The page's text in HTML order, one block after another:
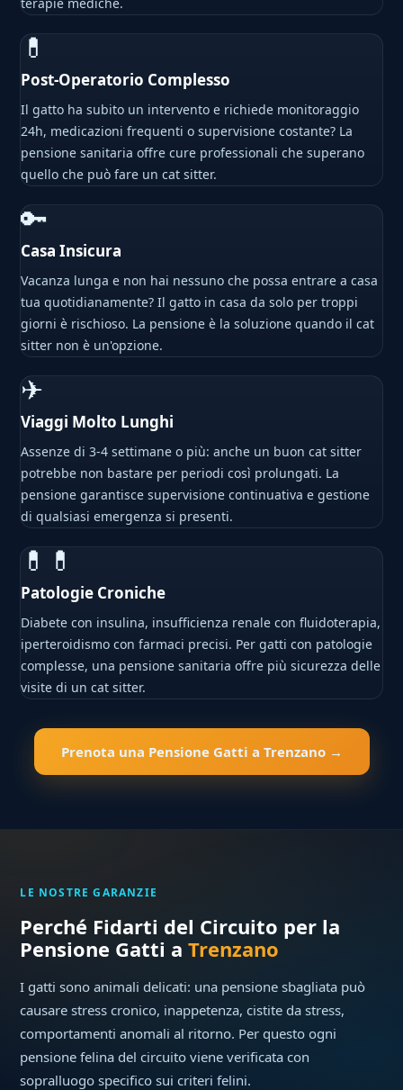
💊
Post-Operatorio Complesso
Il gatto ha subito un intervento e richiede monitoraggio
24h, medicazioni frequenti o supervisione costante? La
pensione sanitaria offre cure professionali che superano
quello che può fare un cat sitter.
🔑
Casa Insicura
Vacanza lunga e non hai nessuno che possa entrare a casa
tua quotidianamente? Il gatto in casa da solo per troppi
giorni è rischioso. La pensione è la soluzione quando il cat
sitter non è un'opzione.
✈
Viaggi Molto Lunghi
Assenze di 3-4 settimane o più: anche un buon cat sitter
potrebbe non bastare per periodi così prolungati. La
pensione garantisce supervisione continuativa e gestione
di qualsiasi emergenza si presenti.
💊💊
Patologie Croniche
Diabete con insulina, insufficienza renale con fluidoterapia,
iperteroidismo con farmaci precisi. Per gatti con patologie
complesse, una pensione sanitaria offre più sicurezza delle
visite di un cat sitter.
Prenota una Pensione Gatti a Trenzano →
LE NOSTRE GARANZIE
Perché Fidarti del Circuito per la
Pensione Gatti aTrenzano
I gatti sono animali delicati: una pensione sbagliata può
causare stress cronico, inappetenza, cistite da stress,
comportamenti anomali al ritorno. Per questo ogni
pensione felina del circuito viene verificata con
sopralluogo specifico sui criteri felini.